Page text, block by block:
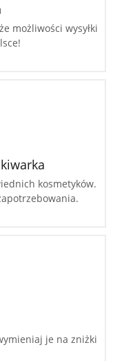
możliwości wysyłki
kosmetyków.
je na zniżki